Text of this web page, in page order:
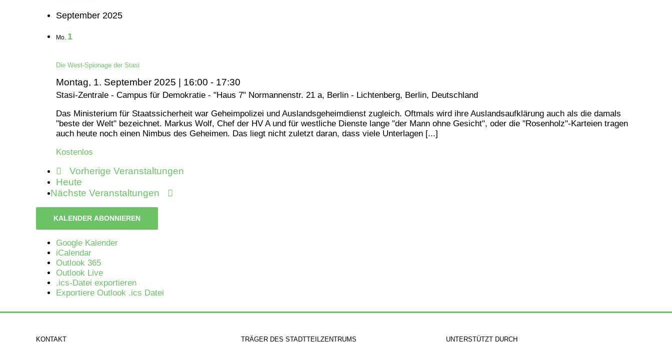
September 2025
Mo. 1
Die West-Spionage der Stasi
Montag, 1. September 2025 | 16:00 - 17:30
Stasi-Zentrale - Campus für Demokratie - "Haus 7" Normannenstr. 21 a, Berlin - Lichtenberg, Berlin, Deutschland
Das Ministerium für Staatssicherheit war Geheimpolizei und Auslandsgeheimdienst zugleich. Oftmals wird ihre Auslandsaufklärung auch als die damals
"beste der Welt" bezeichnet. Markus Wolf, Chef der HV A und für westliche Dienste lange "der Mann ohne Gesicht", oder die "Rosenholz"-Karteien tragen
auch heute noch einen Nimbus des Geheimen. Das liegt nicht zuletzt daran, dass viele Unterlagen [...]
Kostenlos
VorherigeVeranstaltungen
Heute
Nächste Veranstaltungen
KALENDER ABONNIEREN
Google Kalender
iCalendar
Outlook 365
Outlook Live
.ics-Datei exportieren
Exportiere Outlook .ics Datei
KONTAKT TRÄGER DES STADTTEILZENTRUMS UNTERSTÜTZT DURCH